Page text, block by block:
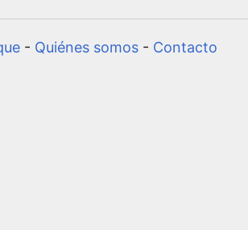
- Quiénes somos - Contacto